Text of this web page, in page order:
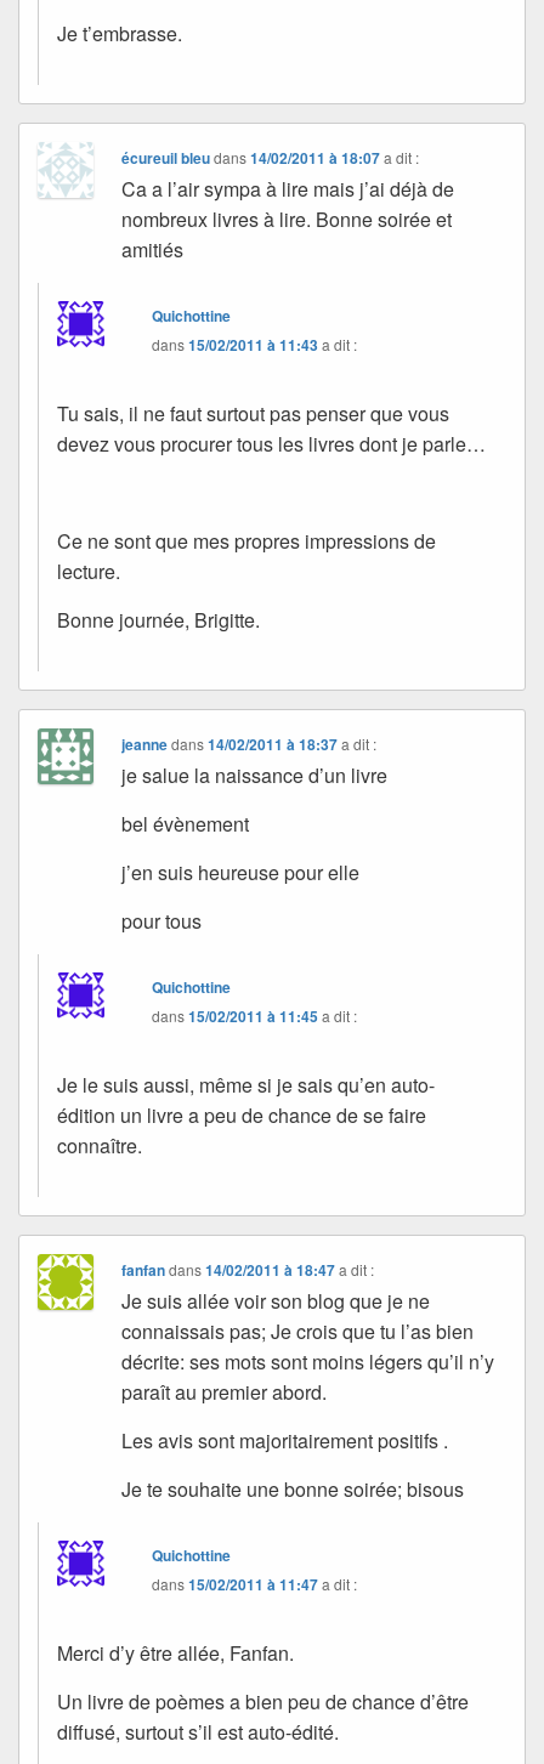
Je t’embrasse.
écureuil bleudans14/02/2011 à 18:07 a dit :
Ca a l’air sympa à lire mais j’ai déjà de
nombreux livres à lire. Bonne soirée et
amitiés
Quichottine
dans15/02/2011 à 11:43a dit :
Tu sais, il ne faut surtout pas penser que vous
devez vous procurer tous les livres dont je parle…
Ce ne sont que mes propres impressions de
lecture.
Bonne journée, Brigitte.
jeannedans14/02/2011 à 18:37 a dit :
je salue la naissance d’un livre
bel évènement
j’en suis heureuse pour elle
pour tous
Quichottine
dans15/02/2011 à 11:45a dit :
Je le suis aussi, même si je sais qu’en auto-
édition un livre a peu de chance de se faire
connaître.
fanfandans14/02/2011 à 18:47 a dit :
Je suis allée voir son blog que je ne
connaissais pas; Je crois que tu l’as bien
décrite: ses mots sont moins légers qu’il n’y
paraît au premier abord.
Les avis sont majoritairement positifs .
Je te souhaite une bonne soirée; bisous
Quichottine
dans15/02/2011 à 11:47a dit :
Merci d’y être allée, Fanfan.
Un livre de poèmes a bien peu de chance d’être
diffusé, surtout s’il est auto-édité.